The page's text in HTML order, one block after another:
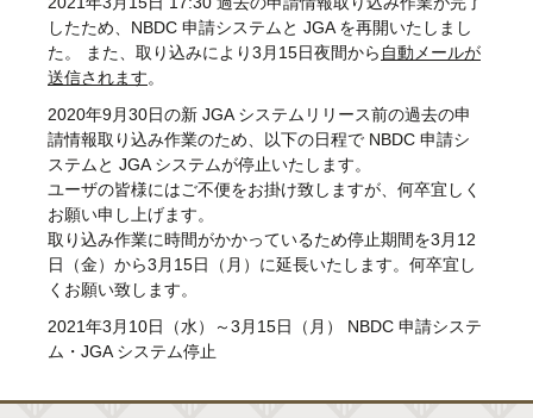
利用規約
問合せ
English
したため、NBDC 申請システムと JGA を再開いたしまし
た。 また、取り込みにより3月15日夜間から 自動メールが
送信されます。
2020年9月30日の新 JGA システムリリース前の過去の申
請情報取り込み作業のため、以下の日程で NBDC 申請シ
ステムと JGA システムが停止いたします。
ユーザの皆様にはご不便をお掛け致しますが、何卒宜しく
お願い申し上げます。
取り込み作業に時間がかかっているため停止期間を3月12
日（金）から3月15日（月）に延長いたします。何卒宜し
くお願い致します。
2021年3月10日（水）～3月15日（月） NBDC 申請システ
ム・JGA システム停止